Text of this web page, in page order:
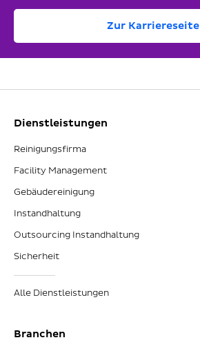
Zur Karriereseite
Dienstleistungen
Reinigungsfirma
Facility Management
Gebäudereinigung
Instandhaltung
Outsourcing Instandhaltung
Sicherheit
Alle Dienstleistungen
Branchen